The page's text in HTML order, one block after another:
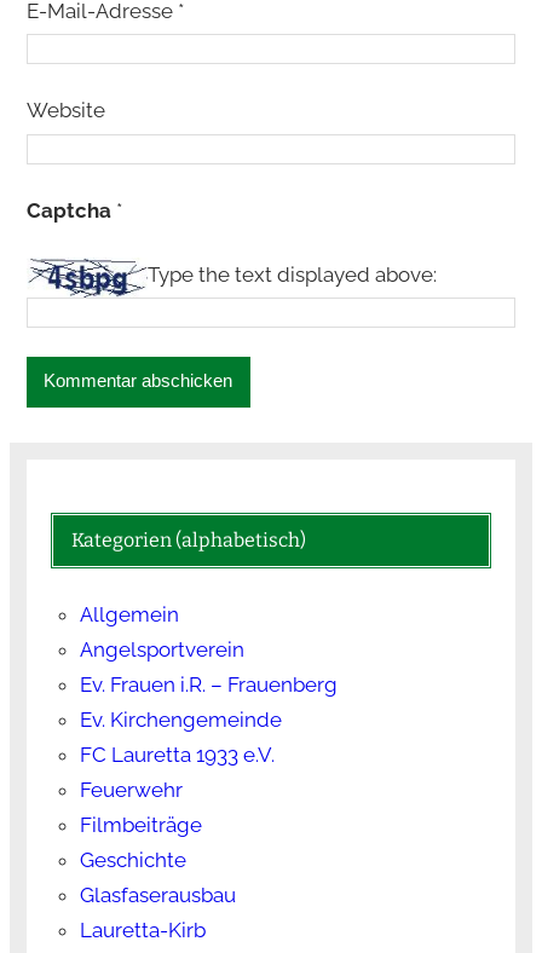
E-Mail-Adresse *
Website
Captcha *
Type the text displayed above:
Kategorien (alphabetisch)
Allgemein
Angelsportverein
Ev. Frauen i.R. – Frauenberg
Ev. Kirchengemeinde
FC Lauretta 1933 e.V.
Feuerwehr
Filmbeiträge
Geschichte
Glasfaserausbau
Lauretta-Kirb